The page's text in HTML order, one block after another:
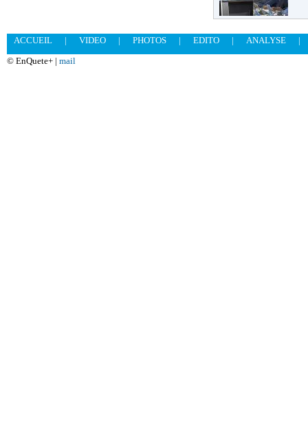
ACCUEIL | VIDEO | PHOTOS | EDITO | ANALYSE
|
© EnQuete+ | mail